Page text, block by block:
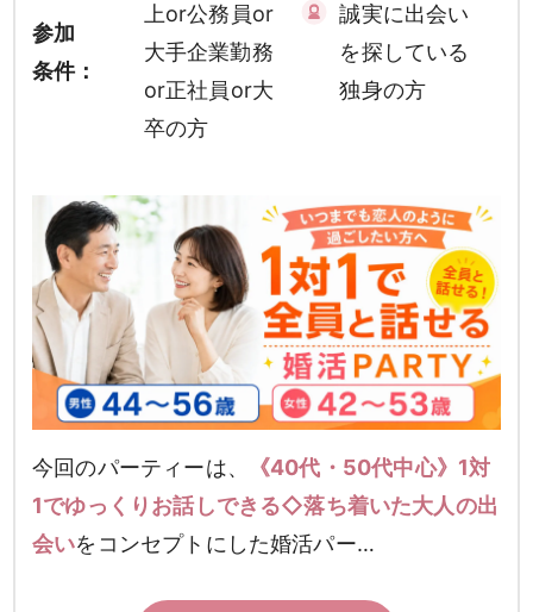
参加
条件：
上or公務員or
大手企業勤務
or正社員or大
卒の方
誠実に出会い
を探している
独身の方
今回のパーティーは、
《40代・50代中心》1対
1でゆっくりお話しできる◇落ち着いた大人の出
会いをコンセプトにした婚活パー…